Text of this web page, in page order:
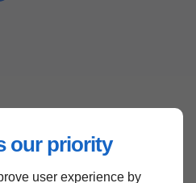
our priority
user experience by